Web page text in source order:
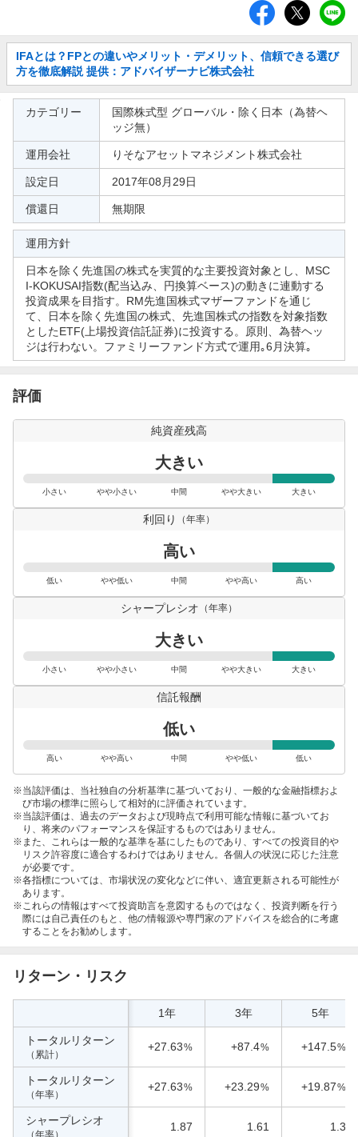
ア
お
知
ら
せ
IFAとは？FPとの違いやメリット・デメリット、信頼できる選び
方を徹底解説 提供：アドバイザーナビ株式会社
情
カテゴリー
国際株式型 グローバル・除く日本（為替ヘ
ッジ無）
運用会社 りそなアセットマネジメント株式会社
設定日 2017年08月29日
償還日 無期限
運用方針
日本を除く先進国の株式を実質的な主要投資対象とし、MSC
I-KOKUSAI指数(配当込み、円換算ベース)の動きに連動する
投資成果を目指す。RM先進国株式マザーファンドを通じ
て、日本を除く先進国の株式、先進国株式の指数を対象指数
としたETF(上場投資信託証券)に投資する。原則、為替ヘッ
ジは行わない。ファミリーファンド方式で運用｡6月決算｡
評価
純資産残高
大きい
小さい やや小さい 中間 やや大きい 大きい
利回り （年率）
高い
低い やや低い 中間 やや高い 高い
シャープレシオ （年率）
大きい
小さい やや小さい 中間 やや大きい 大きい
信託報酬
低い
高い やや高い 中間 やや低い 低い
当該評価は、当社独自の分析基準に基づいており、一般的な金融指標およ
び市場の標準に照らして相対的に評価されています。
当該評価は、過去のデータおよび現時点で利用可能な情報に基づいてお
り、将来のパフォーマンスを保証するものではありません。
また、これらは一般的な基準を基にしたものであり、すべての投資目的や
リスク許容度に適合するわけではありません。各個人の状況に応じた注意
が必要です。
各指標については、市場状況の変化などに伴い、適宜更新される可能性が
あります。
これらの情報はすべて投資助言を意図するものではなく、投資判断を行う
際には自己責任のもと、他の情報源や専門家のアドバイスを総合的に考慮
することをお勧めします。
リターン・リスク
1年 3年 5年
トータルリターン
（累計）
+27.63% +87.4% +147.5%
トータルリターン
（年率）
+27.63% +23.29% +19.87%
シャープレシオ
（年率）
1.87 1.61 1.3